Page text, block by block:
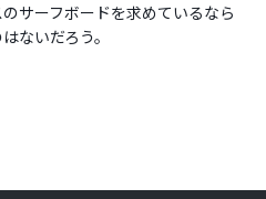
サーフボードを求めているなら
ないだろう。